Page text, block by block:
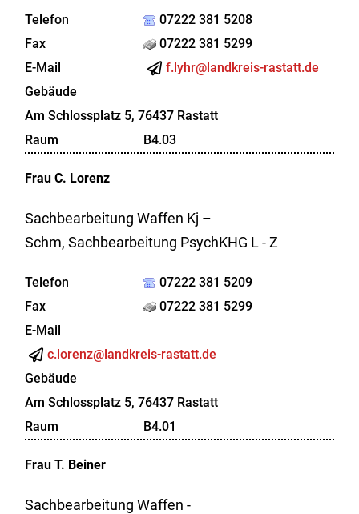
Telefon
07222 381 5208
Fax
07222 381 5299
E-Mail
f.lyhr@landkreis-rastatt.de
Gebäude
Am Schlossplatz 5, 76437 Rastatt
Raum
B4.03
Frau C. Lorenz
Sachbearbeitung Waffen Kj –
Schm, Sachbearbeitung PsychKHG L - Z
Telefon
07222 381 5209
Fax
07222 381 5299
E-Mail
c.lorenz@landkreis-rastatt.de
Gebäude
Am Schlossplatz 5, 76437 Rastatt
Raum
B4.01
Frau T. Beiner
Sachbearbeitung Waffen -